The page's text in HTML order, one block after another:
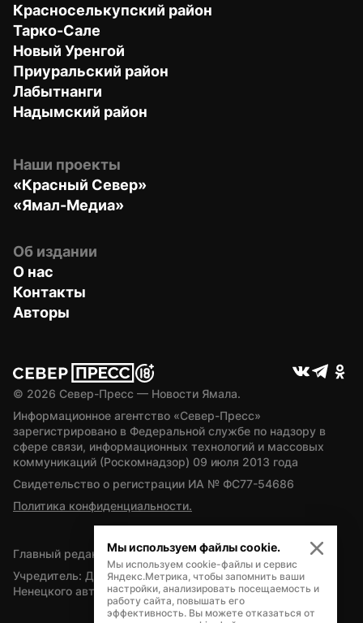
Красноселькупский район
Тарко-Сале
Новый Уренгой
Приуральский район
Лабытнанги
Надымский район
Наши проекты
«Красный Север»
«Ямал-Медиа»
Об издании
О нас
Контакты
Авторы
© 2026 Север-Пресс — Новости Ямала.
Информационное агентство «Север-Пресс»
зарегистрировано в Федеральной службе по надзору в
сфере связи, информационных технологий и массовых
коммуникаций (Роскомнадзор) 09 июля 2013 года
Свидетельство о регистрации ИА № ФС77-54686
Политика конфиденциальности.
Главный редактор — А.Л. Поздеев
Учредитель: Департамент внутренней политики Ямало-
Ненецкого автономного округа
Мы используем файлы cookie.
Мы используем cookie-файлы и сервис
Яндекс.Метрика, чтобы запомнить ваши
настройки, анализировать посещаемость и
работу сайта, повышать его
эффективность. Вы можете отказаться от